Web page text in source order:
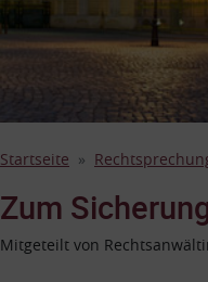
Startseite
Zum
Mitgeteilt von